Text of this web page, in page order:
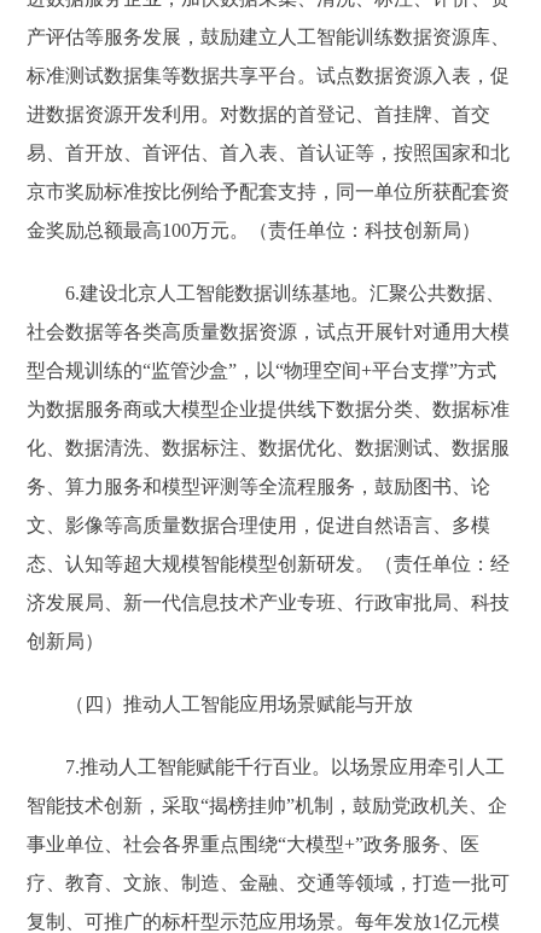
产评估等服务发展，鼓励建立人工智能训练数据资源库、
标准测试数据集等数据共享平台。试点数据资源入表，促
进数据资源开发利用。对数据的首登记、首挂牌、首交
易、首开放、首评估、首入表、首认证等，按照国家和北
京市奖励标准按比例给予配套支持，同一单位所获配套资
金奖励总额最高100万元。（责任单位：科技创新局）
6.建设北京人工智能数据训练基地。汇聚公共数据、
社会数据等各类高质量数据资源，试点开展针对通用大模
型合规训练的“监管沙盒”，以“物理空间+平台支撑”方式
为数据服务商或大模型企业提供线下数据分类、数据标准
化、数据清洗、数据标注、数据优化、数据测试、数据服
务、算力服务和模型评测等全流程服务，鼓励图书、论
文、影像等高质量数据合理使用，促进自然语言、多模
态、认知等超大规模智能模型创新研发。（责任单位：经
济发展局、新一代信息技术产业专班、行政审批局、科技
创新局）
（四）推动人工智能应用场景赋能与开放
7.推动人工智能赋能千行百业。以场景应用牵引人工
智能技术创新，采取“揭榜挂帅”机制，鼓励党政机关、企
事业单位、社会各界重点围绕“大模型+”政务服务、医
疗、教育、文旅、制造、金融、交通等领域，打造一批可
复制、可推广的标杆型示范应用场景。每年发放1亿元模